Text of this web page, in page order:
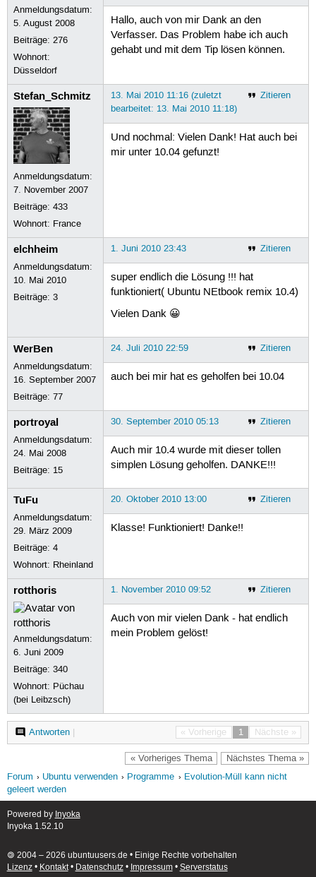
Anmeldungsdatum:
5. August 2008
Beiträge:276
Wohnort:
Düsseldorf
Hallo, auch von mir Dank an den
Verfasser. Das Problem habe ich auch
gehabt und mit dem Tip lösen können.
Stefan_Schmitz
Anmeldungsdatum:
7. November 2007
Beiträge:433
Wohnort: France
Zitieren
13. Mai 2010 11:16 (zuletzt
bearbeitet: 13. Mai 2010 11:18)
Und nochmal: Vielen Dank! Hat auch bei
mir unter 10.04 gefunzt!
elchheim
Anmeldungsdatum:
10. Mai 2010
Beiträge:3
Zitieren
1. Juni 2010 23:43
super endlich die Lösung !!! hat
funktioniert( Ubuntu NEtbook remix 10.4)
Vielen Dank 😀
WerBen
Anmeldungsdatum:
16. September 2007
Beiträge:77
Zitieren
24. Juli 2010 22:59
auch bei mir hat es geholfen bei 10.04
portroyal
Anmeldungsdatum:
24. Mai 2008
Beiträge: 15
Zitieren
30. September 2010 05:13
Auch mir 10.4 wurde mit dieser tollen
simplen Lösung geholfen. DANKE!!!
TuFu
Anmeldungsdatum:
29. März 2009
Beiträge:4
Wohnort: Rheinland
Zitieren
20. Oktober 2010 13:00
Klasse! Funktioniert! Danke!!
rotthoris
Anmeldungsdatum:
6. Juni 2009
Beiträge:340
Wohnort: Püchau
(bei Leibzsch)
Zitieren
1. November 2010 09:52
Auch von mir vielen Dank - hat endlich
mein Problem gelöst!
« Vorherige 1 Nächste »
Antworten|
« Vorheriges Thema Nächstes Thema »
Forum Ubuntu verwenden Programme
Evolution-Müll kann nicht
geleert werden
Powered by Inyoka
Inyoka 1.52.10
🄯 2004 – 2026 ubuntuusers.de • Einige Rechte vorbehalten
Lizenz• Kontakt• Datenschutz• Impressum• Serverstatus